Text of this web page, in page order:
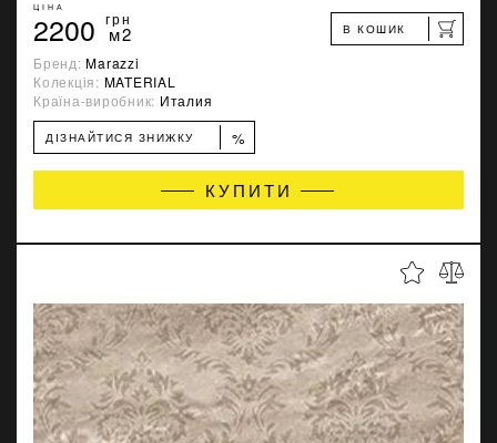
ЦІНА
2200 грн
м2 В КОШИК
Бренд:Marazzi
Колекція: MATERIAL
Країна-виробник: Италия
ДІЗНАЙТИСЯ ЗНИЖКУ %
КУПИТИ